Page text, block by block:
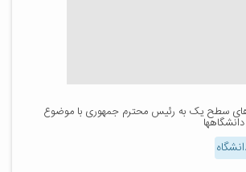
های سطح یک به رئیس محترم جمهوری با موضوع